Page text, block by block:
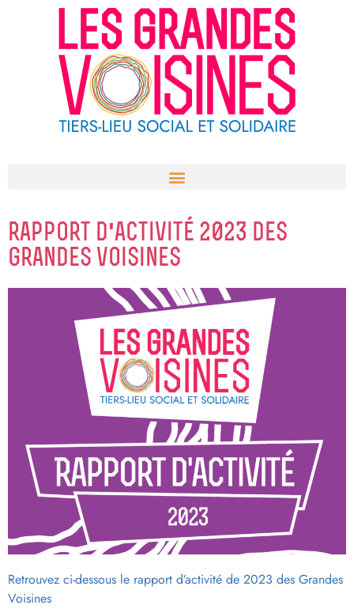
rapport d'activité 2023 des
grandes voisines
Retrouvez ci-dessous le rapport d’activité de 2023 des Grandes
Voisines